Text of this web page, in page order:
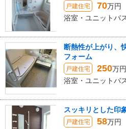
戸建住宅 70万円
浴室・ユニットバ
断熱性が上がり、
フォーム
戸建住宅 250万円
浴室・ユニットバ
スッキリとした印
戸建住宅 58万円